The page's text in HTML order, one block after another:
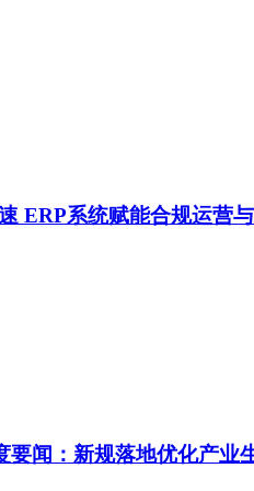
ERP系统赋能合规运营
要闻：新规落地优化产业